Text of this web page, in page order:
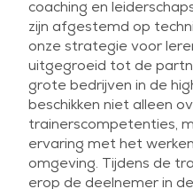
coaching en
zijn afgestemd op
onze strategie voor
uitgegroeid tot de
grote bedrijven in de
beschikken niet alleen
trainerscompetenties,
ervaring met het
omgeving. Tijdens de
erop de deelnemer in